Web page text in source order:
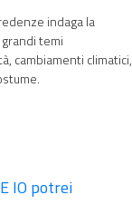
indaga la
temi
cambiamenti climatici,